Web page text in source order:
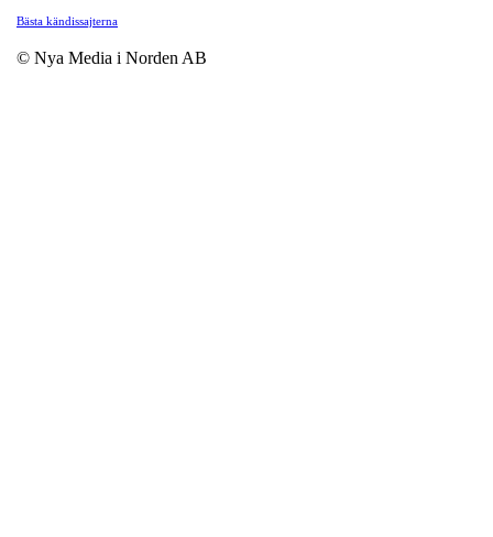
Bästa kändissajterna
© Nya Media i Norden AB